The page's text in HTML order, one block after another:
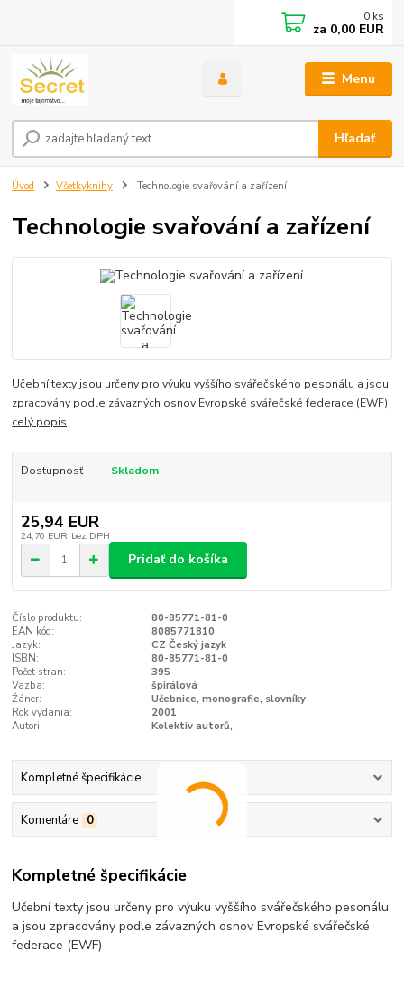
Menu
Hľadať
0 ks
za 0,00 EUR
Úvod Všetkyknihy Technologie svařování a zařízení
Technologie svařování a zařízení
Učební texty jsou určeny pro výuku vyššího svářečského pesonálu a jsou
zpracovány podle závazných osnov Evropské svářečské federace (EWF)
celý popis
Dostupnosť Skladom
25,94 EUR
24,70 EUR bez DPH
Pridať do košíka
Číslo produktu:
80-85771-81-0
EAN kód:
8085771810
Jazyk:
CZ Český jazyk
ISBN:
80-85771-81-0
Počet stran:
395
Vazba:
špirálová
Žáner:
Učebnice, monografie, slovníky
Rok vydania:
2001
Autori:
Kolektiv autorů,
Kompletné špecifikácie
Komentáre 0
Kompletné špecifikácie
Učební texty jsou určeny pro výuku vyššího svářečského pesonálu
a jsou zpracovány podle závazných osnov Evropské svářečské
federace (EWF)